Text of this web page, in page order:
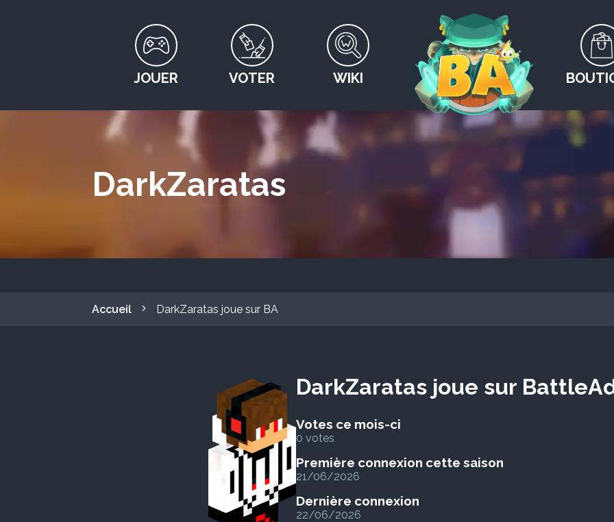
JOUER VOTER WIKI
DarkZaratas
Accueil DarkZaratas joue sur BA
DarkZaratas joue sur
Votes ce mois-ci
0 votes
Première connexion cette saison
21/06/2026
Dernière connexion
22/06/2026